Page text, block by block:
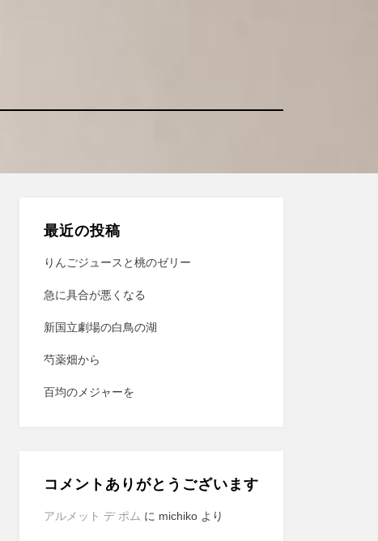
最近の投稿
りんごジュースと桃のゼリー
急に具合が悪くなる
新国立劇場の白鳥の湖
芍薬畑から
百均のメジャーを
コメントありがとうございます
アルメット デ ポム に michikoより